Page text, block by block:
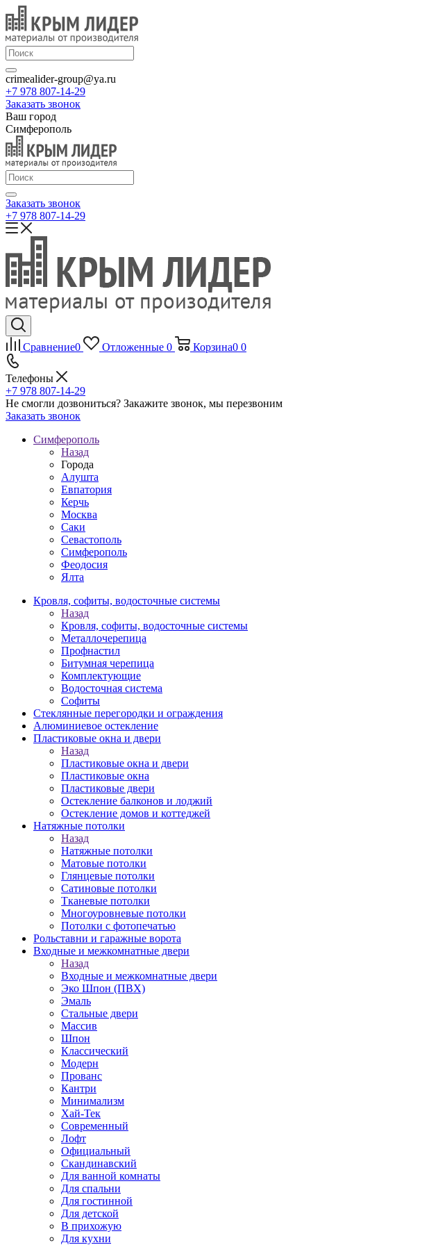
crimealider-group@ya.ru
+7 978 807-14-29
Заказать звонок
Ваш город
Симферополь
Заказать звонок
+7 978 807-14-29
Сравнение0 Отложенные 0 Корзина0 0
Телефоны
+7 978 807-14-29
Не смогли дозвониться? Закажите звонок, мы перезвоним
Заказать звонок
Симферополь
Назад
Города
Алушта
Евпатория
Керчь
Москва
Саки
Севастополь
Симферополь
Феодосия
Ялта
Кровля, софиты, водосточные системы
Назад
Кровля, софиты, водосточные системы
Металлочерепица
Профнастил
Битумная черепица
Комплектующие
Водосточная система
Софиты
Стеклянные перегородки и ограждения
Алюминиевое остекление
Пластиковые окна и двери
Назад
Пластиковые окна и двери
Пластиковые окна
Пластиковые двери
Остекление балконов и лоджий
Остекление домов и коттеджей
Натяжные потолки
Назад
Натяжные потолки
Матовые потолки
Глянцевые потолки
Сатиновые потолки
Тканевые потолки
Многоуровневые потолки
Потолки с фотопечатью
Рольставни и гаражные ворота
Входные и межкомнатные двери
Назад
Входные и межкомнатные двери
Эко Шпон (ПВХ)
Эмаль
Стальные двери
Массив
Шпон
Классический
Модерн
Прованс
Кантри
Минимализм
Хай-Тек
Современный
Лофт
Официальный
Скандинавский
Для ванной комнаты
Для спальни
Для гостинной
Для детской
В прихожую
Для кухни